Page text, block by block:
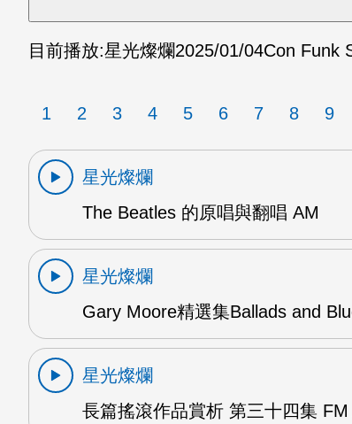
目前播放:星光燦爛2025/01/04Con Funk
1 2 3 4 5 6 7 8 9
星光燦爛
The Beatles 的原唱與翻唱 AM
星光燦爛
Gary Moore精選集Ballads and
星光燦爛
長篇搖滾作品賞析 第三十四集 FM